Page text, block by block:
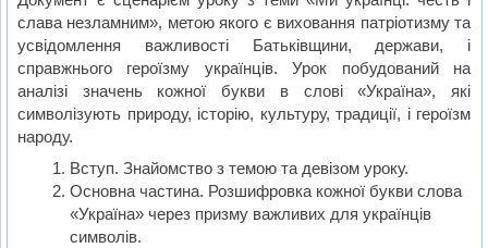
слава незламним», метою якого є виховання патріотизму та
усвідомлення важливості Батьківщини, держави, і
справжнього героїзму українців. Урок побудований на
аналізі значень кожної букви в слові «Україна», які
символізують природу, історію, культуру, традиції, і героїзм
народу.
Вступ. Знайомство з темою та девізом уроку.
Основна частина. Розшифровка кожної букви слова
«Україна» через призму важливих для українців
символів.